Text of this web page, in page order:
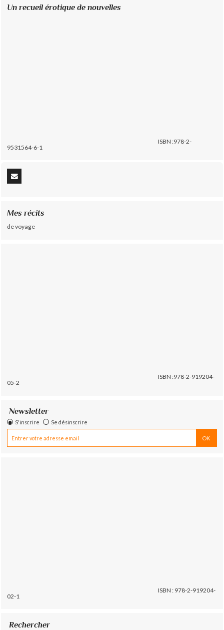
Un recueil érotique de nouvelles
ISBN :978-2-
9531564-6-1
Mes récits
de voyage
ISBN :978-2-919204-
05-2
Newsletter
S'inscrire Se désinscrire
ISBN : 978-2-919204-
02-1
Rechercher